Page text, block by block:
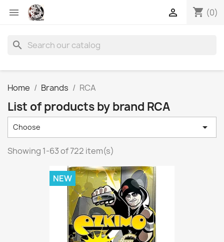
 shopping_cart (0)

search
Home Brands RCA
List of products by brand RCA
Choose 
Showing 1-63 of 722 item(s)
NEW